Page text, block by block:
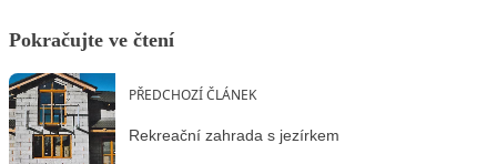
Pokračujte ve čtení
PŘEDCHOZÍ ČLÁNEK
Rekreační zahrada s jezírkem